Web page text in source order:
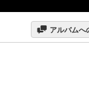
 アルバムへ